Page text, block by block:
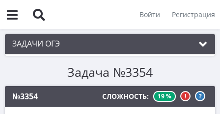
Войти Регистрация
ЗАДАЧИ ОГЭ
1. Практическая задача 1-5
2. См. раздел 1
3. См. раздел 1
Задача №3354
№3354 СЛОЖНОСТЬ: 19 % ! ?